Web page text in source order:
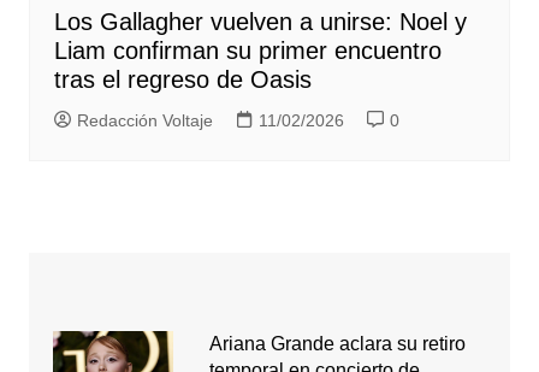
Los Gallagher vuelven a unirse: Noel y
Liam confirman su primer encuentro
tras el regreso de Oasis
Redacción Voltaje 11/02/2026 0
Ariana Grande aclara su retiro